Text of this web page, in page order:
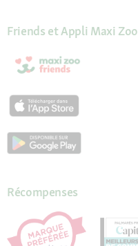
Friends et Appli Maxi Zoo
Récompenses